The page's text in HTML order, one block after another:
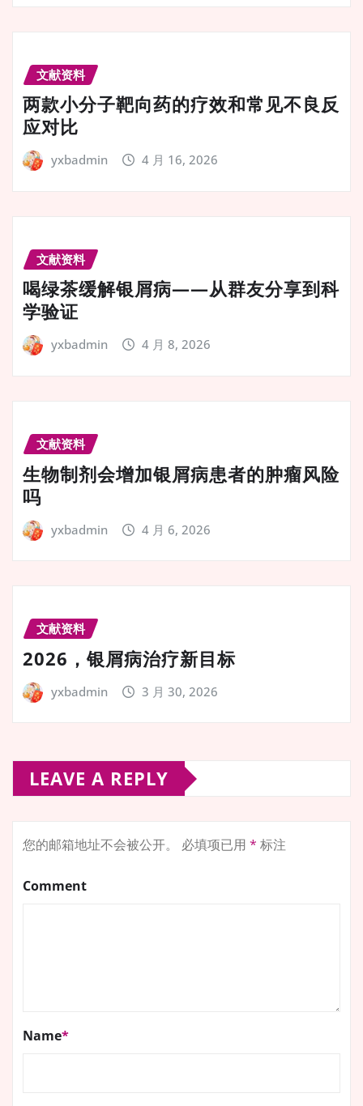
文献资料
两款小分子靶向药的疗效和常见不良反
应对比
yxbadmin 4 月 16, 2026
文献资料
喝绿茶缓解银屑病——从群友分享到科
学验证
yxbadmin 4 月 8, 2026
文献资料
生物制剂会增加银屑病患者的肿瘤风险
吗
yxbadmin 4 月 6, 2026
文献资料
2026，银屑病治疗新目标
yxbadmin 3 月 30, 2026
LEAVE A REPLY
您的邮箱地址不会被公开。 必填项已用 * 标注
Comment
Name*